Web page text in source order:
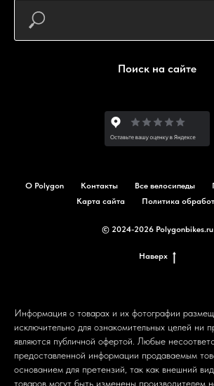
Поиск на сайте
О Polygon Контакты Все велосипеды
Карта сайта
Политика
© 2024-2026 Polygonbikes.ru
Наверх
Информация о товарах и их фотографии
исключительно для ознакомительных целей ни
являются публичной офертой. Любые
предоставленной информации продаваемым
основанием для претензий, так как внешний
товаров могут быть изменены производителем